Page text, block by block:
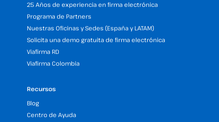
25 Años de experiencia en firma electrónica
Programa de Partners
Nuestras Oficinas y Sedes (España y LATAM)
Solicita una demo gratuita de firma electrónica
Viafirma RD
Viafirma Colombia
Recursos
Blog
Centro de Ayuda